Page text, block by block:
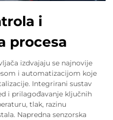
i
procesa
izdvajaju se najnovije
i automatizacijom koje
Integrirani sustav
i prilagođavanje ključnih
tlak, razinu
Napredna senzorska